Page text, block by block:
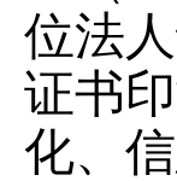
位法
证书
化、